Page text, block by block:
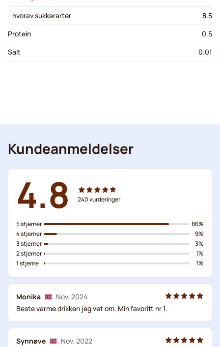
- hvorav sukkerarter
8.5
Protein
0.5
Salt
0.01
Kundeanmeldelser
4.8 240vurderinger
5 stjerner
4 stjerner
3 stjerner
2 stjerner
1 stjerne
86%
9%
3%
1%
1%
Monika
Nov. 2024
Beste varme drikken jeg vet om. Min favoritt nr 1.
Synnøve
Nov. 2022